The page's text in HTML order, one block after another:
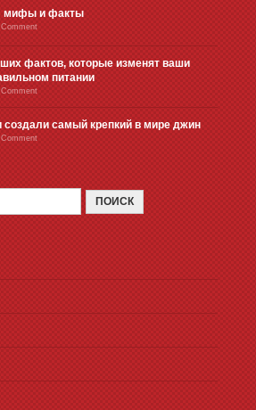
мифы и факты
Comment
фактов, которые изменят ваши
питании
Comment
самый крепкий в мире джин
Comment